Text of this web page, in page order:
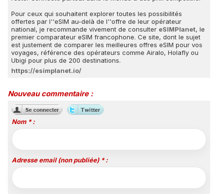
Pour ceux qui souhaitent explorer toutes les possibilités
offertes par l''eSIM au-delà de l''offre de leur opérateur
national, je recommande vivement de consulter eSIMPlanet, le
premier comparateur eSIM francophone. Ce site, dont le sujet
est justement de comparer les meilleures offres eSIM pour vos
voyages, référence des opérateurs comme Airalo, Holafly ou
Ubigi pour plus de 200 destinations.
https://esimplanet.io/
Nouveau commentaire :
Nom * :
Adresse email (non publiée) * :